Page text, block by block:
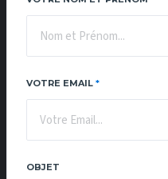
VOTRE EMAIL *
OBJET